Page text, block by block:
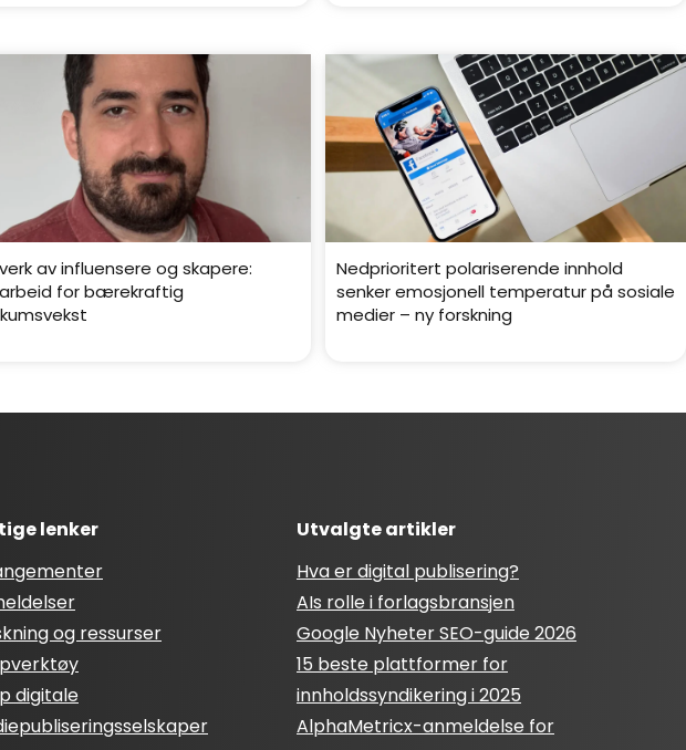
av influensere og skapere:
for bærekraftig
Nedprioritert polariserende innhold
senker emosjonell temperatur på sosiale
medier – ny forskning
lenker
og ressurser
digitale
Utvalgte artikler
Hva er digital publisering?
AIs rolle i forlagsbransjen
Google Nyheter SEO-guide 2026
15 beste plattformer for
innholdssyndikering i 2025
AlphaMetricx-anmeldelse for